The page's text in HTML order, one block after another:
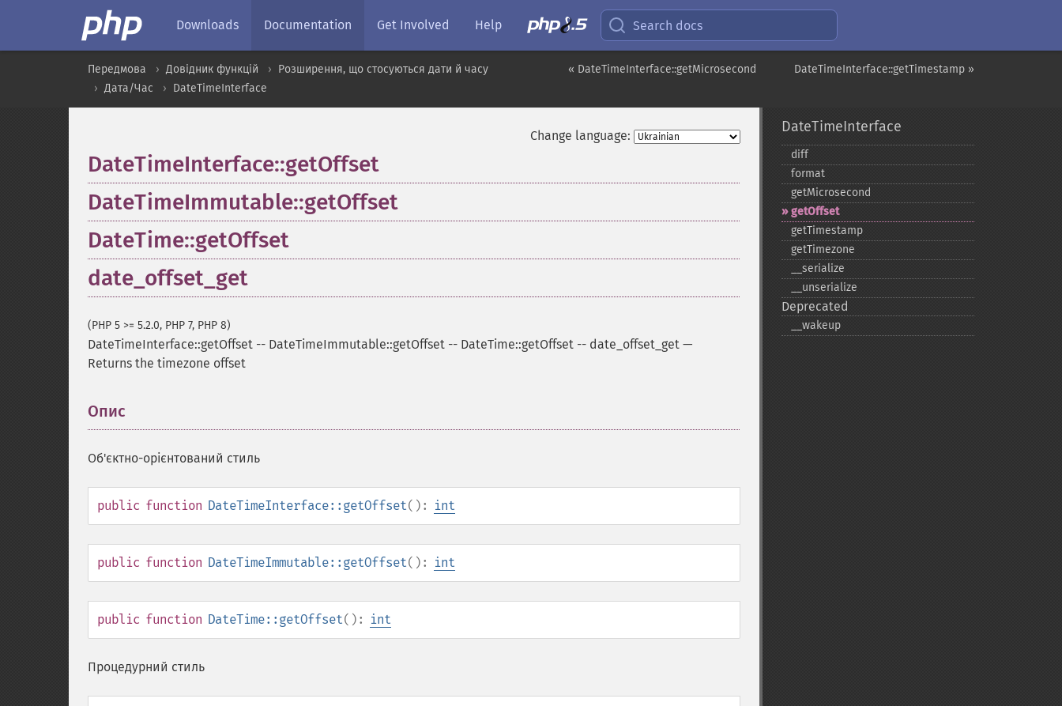
Downloads Documentation Get Involved Help Search docs
DateTimeInterface::getTimestamp »
« DateTimeInterface::getMicrosecond
Передмова Довідник функцій
Розширення, що стосуються дати й часу
Дата/Час
DateTimeInterface
Change language:
DateTimeInterface::getOffset
DateTimeImmutable::getOffset
DateTime::getOffset
date_offset_get
(PHP 5 >= 5.2.0, PHP 7, PHP 8)
DateTimeInterface::getOffset -- DateTimeImmutable::getOffset -- DateTime::getOffset -- date_offset_get —
Returns the timezone offset
Опис
Об'єктно-орієнтований стиль
public function DateTimeInterface::getOffset(): int
public function DateTimeImmutable::getOffset(): int
public function DateTime::getOffset(): int
Процедурний стиль
DateTimeInterface
diff
format
getMicrosecond
getOffset
getTimestamp
getTimezone
_​_​serialize
_​_​unserialize
Deprecated
_​_​wakeup